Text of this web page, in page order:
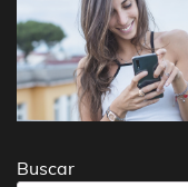
Buscar